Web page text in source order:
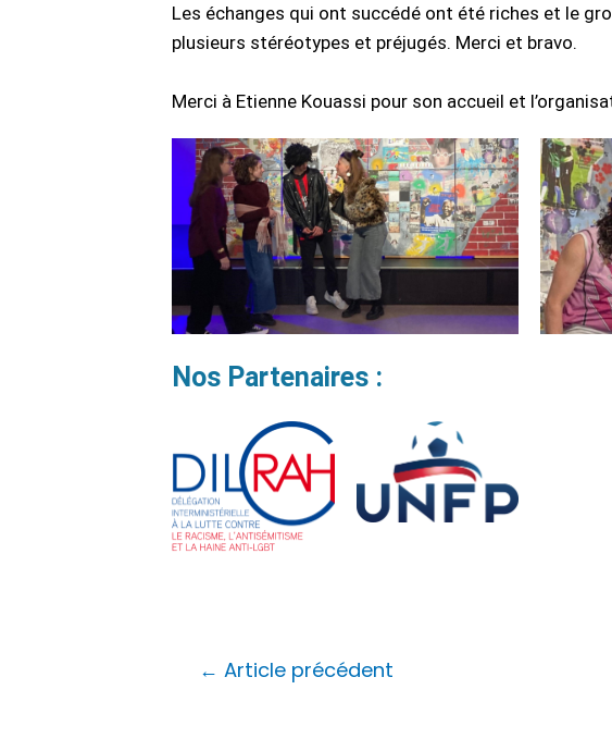
Les échanges qui ont succédé ont été riches et le
plusieurs stéréotypes et préjugés. Merci et bravo.
Merci à Etienne Kouassi pour son accueil et
Nos Partenaires :
← Article précédent